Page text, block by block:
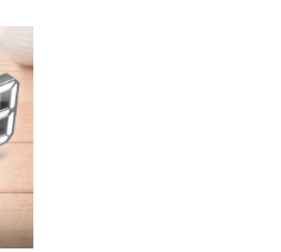
USB,
dayanya
awal
CR2032.
jam
berjalan